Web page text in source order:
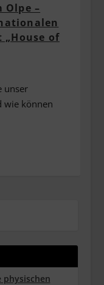
Olpe –
„House of
unser
wie können
physischen